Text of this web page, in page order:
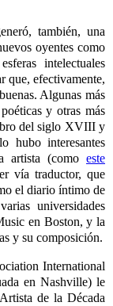
también, una
oyentes como
intelectuales
que, efectivamente,
Algunas más
y otras más
del siglo XVIII y
hubo interesantes
artista (como este
vía traductor, que
el diario íntimo de
universidades
en Boston, y la
y su composición.
International
en Nashville) le
de la Década